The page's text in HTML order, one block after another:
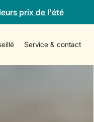
prix de l'été
Service & contact